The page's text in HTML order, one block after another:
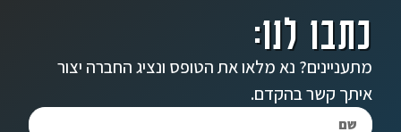
כתבו לנו:
מתעניינים? נא מלאו את הטופס ונציג החברה יצור
איתך קשר בהקדם.